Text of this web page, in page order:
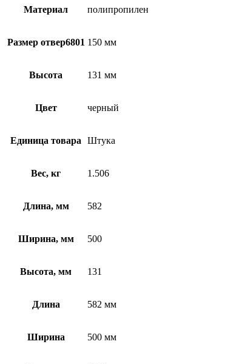
Материал полипропилен
Размер отвер6801 150 мм
Высота 131 мм
Цвет черный
Единица товара Штука
Вес, кг 1.506
Длина, мм 582
Ширина, мм 500
Высота, мм 131
Длина 582 мм
Ширина 500 мм